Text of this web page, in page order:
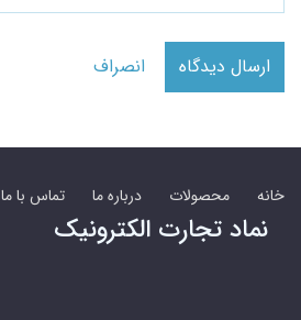
ارسال دیدگاه انصراف
خانه محصولات درباره ما تماس با ما
نماد تجارت الکترونیک